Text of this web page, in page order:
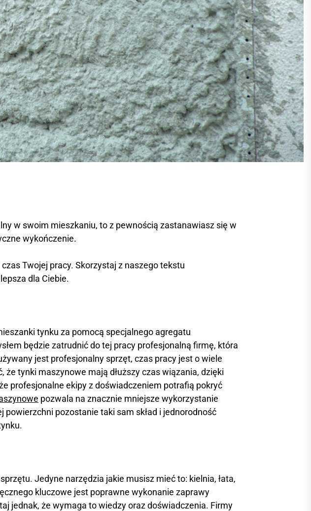
w swoim mieszkaniu, to z pewnością zastanawiasz się w
wykończenie.
Twojej pracy. Skorzystaj z naszego tekstu
dla Ciebie.
tynku za pomocą specjalnego agregatu
będzie zatrudnić do tej pracy profesjonalną firmę, która
jest profesjonalny sprzęt, czas pracy jest o wiele
tynki maszynowe mają dłuższy czas wiązania, dzięki
profesjonalne ekipy z doświadczeniem potrafią pokryć
pozwala na znacznie mniejsze wykorzystanie
pozostanie taki sam skład i jednorodność
Jedyne narzędzia jakie musisz mieć to: kielnia, łata,
kluczowe jest poprawne wykonanie zaprawy
jednak, że wymaga to wiedzy oraz doświadczenia. Firmy